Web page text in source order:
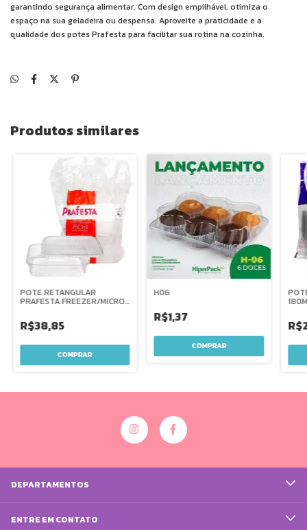
garantindo segurança alimentar. Com design empilhável, otimiza o
espaço na sua geladeira ou despensa. Aproveite a praticidade e a
qualidade dos potes Prafesta para facilitar sua rotina na cozinha.
Produtos similares
POTE RETANGULAR
PRAFESTA FREEZER/MICRO
R$38,85
H06
R$1,37
DEPARTAMENTOS
ENTRE EM CONTATO